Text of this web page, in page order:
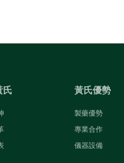
氏 黃氏優勢
製藥優勢
專業合作
儀器設備